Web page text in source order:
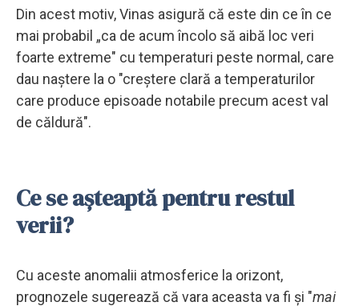
Din acest motiv, Vinas asigură că este din ce în ce
mai probabil „ca de acum încolo să aibă loc veri
foarte extreme" cu temperaturi peste normal, care
dau naștere la o "creștere clară a temperaturilor
care produce episoade notabile precum acest val
de căldură".
Ce se așteaptă pentru restul
verii?
Cu aceste anomalii atmosferice la orizont,
prognozele sugerează că vara aceasta va fi și "mai